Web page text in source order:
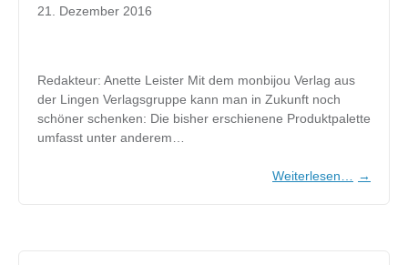
21. Dezember 2016
Redakteur: Anette Leister Mit dem monbijou Verlag aus
der Lingen Verlagsgruppe kann man in Zukunft noch
schöner schenken: Die bisher erschienene Produktpalette
umfasst unter anderem…
Weiterlesen… →